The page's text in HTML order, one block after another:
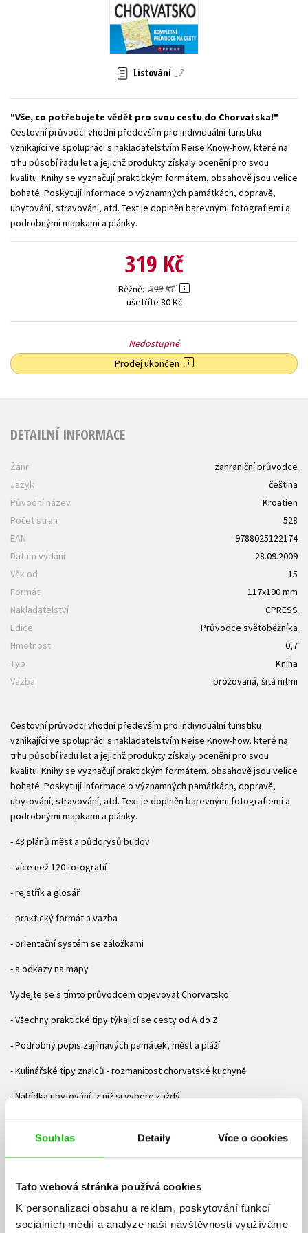
Souhlas Detaily Více o cookies
Tato webová stránka používá cookies
K personalizaci obsahu a reklam, poskytování funkcí
sociálních médií a analýze naší návštěvnosti využíváme
Zahraniční literatura
Všechny tituly
Listování
Vše, co potřebujete vědět pro svou cestu do Chorvatska!
Cestovní průvodci vhodní především pro individuální turistiku
vznikající ve spolupráci s nakladatelstvím Reise Know-how, které na
trhu působí řadu let a jejichž produkty získaly ocenění pro svou
kvalitu. Knihy se vyznačují praktickým formátem, obsahově jsou velice
bohaté. Poskytují informace o významných památkách, dopravě,
ubytování, stravování, atd. Text je doplněn barevnými fotografiemi a
podrobnými mapkami a plánky.
319 Kč
Běžně 399 Kč
ušetříte 80 Kč
Nedostupné
Prodej ukončen
DETAILNÍ INFORMACE
Žánr
zahraniční průvodce
Jazyk
čeština
Původní název
Kroatien
Počet stran
528
EAN
9788025122174
Datum vydání
28.09.2009
Věk od
15
Formát
117x190 mm
Nakladatelství
CPRESS
Edice
Průvodce světoběžníka
Hmotnost
0,7
Typ
Kniha
Vazba
brožovaná, šitá nitmi
Cestovní průvodci vhodní především pro individuální turistiku
vznikající ve spolupráci s nakladatelstvím Reise Know-how, které na
trhu působí řadu let a jejichž produkty získaly ocenění pro svou
kvalitu. Knihy se vyznačují praktickým formátem, obsahově jsou velice
bohaté. Poskytují informace o významných památkách, dopravě,
ubytování, stravování, atd. Text je doplněn barevnými fotografiemi a
podrobnými mapkami a plánky.
- 48 plánů měst a půdorysů budov
- více než 120 fotografií
- rejstřík a glosář
- praktický formát a vazba
- orientační systém se záložkami
- a odkazy na mapy
Vydejte se s tímto průvodcem objevovat Chorvatsko:
- Všechny praktické tipy týkající se cesty od A do Z
- Podrobný popis zajímavých památek, měst a pláží
- Kulinářské tipy znalců - rozmanitost chorvatské kuchyně
- Nabídka ubytování, z níž si vybere každý
- Možnosti dopravy: letadlo, vlak, autobus, auto, trajekt, pronájem
vozidel
- Tipy pro aktivní dovolenou: turistika, cyklistika, vodní sporty atd.
- Informace o reáliích země: dějiny, politika, podnebí, příroda,
obyvatelé, kultura, náboženství, hospodářství
- Všední den v Chorvatsku: kavárny, bary, trhy a svátky